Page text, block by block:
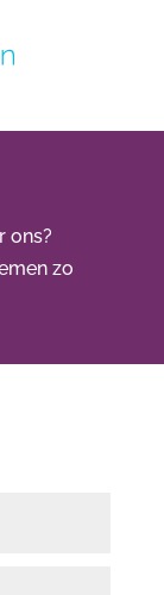
ons?
zo